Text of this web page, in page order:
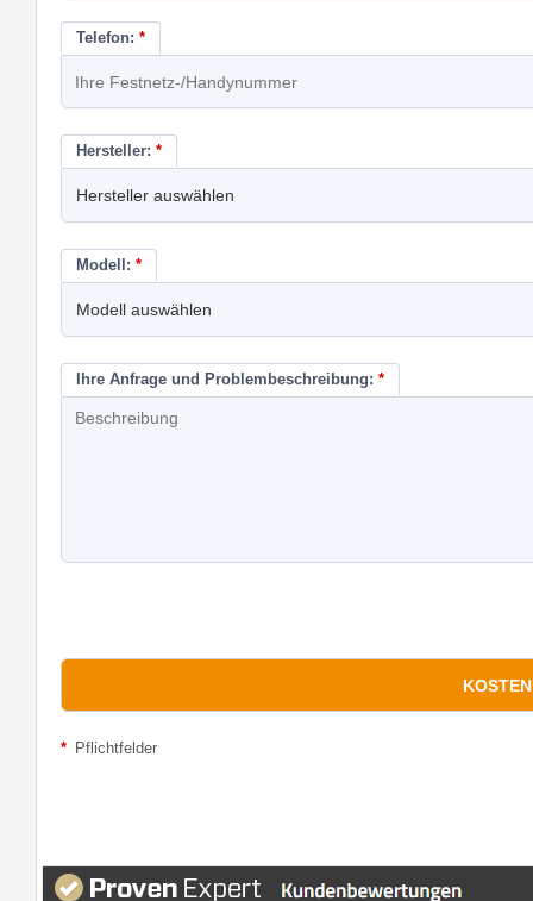
Telefon: *
Hersteller: *
Modell: *
Ihre Anfrage und Problembeschreibung: *
* Pflichtfelder